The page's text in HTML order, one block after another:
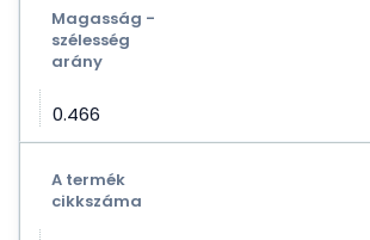
Magasság -
szélesség
arány
0.466
A termék
cikkszáma